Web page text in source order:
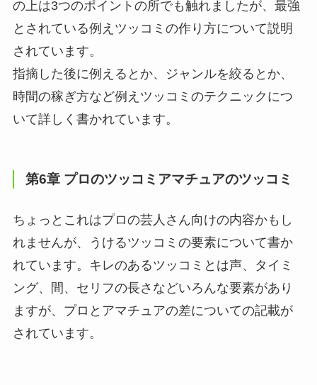
の上は3つのポイントの所でも触れましたが、最強
とされている例えツッコミの作り方について説明
されています。
指摘した後に例えるとか、ジャンルを絞るとか、
時間の稼ぎ方など例えツッコミのテクニックにつ
いて詳しく書かれています。
第6章 プロのツッコミアマチュアのツッコミ
ちょっとこれはプロの芸人さん向けの内容かもし
れませんが、うけるツッコミの要素について書か
れています。キレのあるツッコミとは声、タイミ
ング、間、セリフの長さなどいろんな要素があり
ますが、プロとアマチュアの差についての記載が
されています。